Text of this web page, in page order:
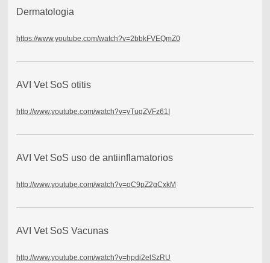
Dermatologia
https://www.youtube.com/watch?v=2bbkFVEQmZ0
AVI Vet SoS otitis
http://www.youtube.com/watch?v=yTuqZVFz61I
AVI Vet SoS uso de antiinflamatorios
http://www.youtube.com/watch?v=oC9pZ2gCxkM
AVI Vet SoS Vacunas
http://www.youtube.com/watch?v=hpdi2elSzRU